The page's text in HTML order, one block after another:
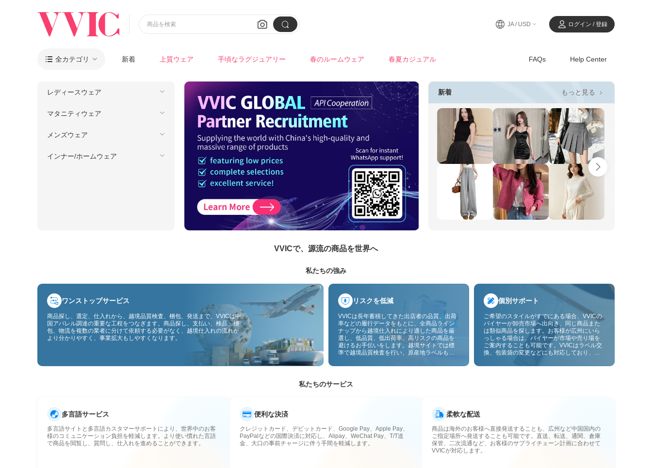
 
商品を検索 JA / USD ログイン / 登録
 全カテゴリ 新着 上質ウェア 手頃なラグジュアリー 春のルームウェア 春夏カジュアル FAQs Help Center
レディースウェア
マタニティウェア
メンズウェア
インナー/ホームウェア
新着 もっと見る 
VVICで、源流の商品を世界へ
私たちの強み
ワンストップサービス
商品探し、選定、仕入れから、越境品質検査、梱包、発送まで、VVICは中
国アパレル調達の重要な工程をつなぎます。商品探し、支払い、検品、梱
包、物流を複数の業者に分けて依頼する必要がなく、越境仕入れの流れが
より分かりやすく、事業拡大もしやすくなります。
リスクを低減
VVICは長年蓄積してきた出店者の品質、出荷
率などの履行データをもとに、全商品ライン
ナップから越境仕入れにより適した商品を厳
選し、低品質、低出荷率、高リスクの商品を
避けるお手伝いをします。越境サイトでは標
準で越境品質検査を行い、原産地ラベルも貼
スのリスクをさらに抑えます。
個別サポート
ご希望のスタイルがすでにある場合、VVICの
バイヤーが卸売市場へ出向き、同じ商品また
は類似商品を探します。お客様が広州にいら
っしゃる場合は、バイヤーが市場や売り場を
ご案内することも可能です。VVICはラベル交
換、包装袋の変更などにも対応しており、今
にも対応予定です。仕入れをお客様のビジネ
私たちのサービス
多言語サービス
多言語サイトと多言語カスタマーサポートにより、世界中のお客
様のコミュニケーション負担を軽減します。より使い慣れた言語
で商品を閲覧し、質問し、仕入れを進めることができます。
便利な決済
クレジットカード、デビットカード、Google Pay、Apple Pay、
PayPalなどの国際決済に対応し、Alipay、WeChat Pay、T/T送
金、大口の事前チャージに伴う手間を軽減します。
柔軟な配送
商品は海外のお客様へ直接発送することも、広州など中国国内の
ご指定場所へ発送することも可能です。直送、転送、通関、倉庫
保管、二次流通など、お客様のサプライチェーン計画に合わせて
VVICが対応します。